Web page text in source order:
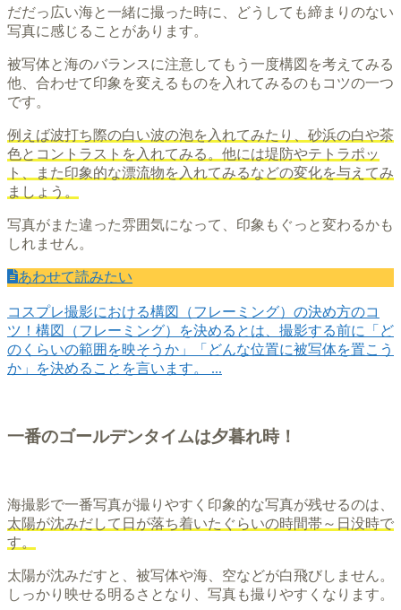
だだっ広い海と一緒に撮った時に、どうしても締まりのない
写真に感じることがあります。
被写体と海のバランスに注意してもう一度構図を考えてみる
他、合わせて印象を変えるものを入れてみるのもコツの一つ
です。
例えば波打ち際の白い波の泡を入れてみたり、砂浜の白や茶
色とコントラストを入れてみる。他には堤防やテトラポッ
ト、また印象的な漂流物を入れてみるなどの変化を与えてみ
ましょう。
写真がまた違った雰囲気になって、印象もぐっと変わるかも
しれません。
あわせて読みたい
コスプレ撮影における構図（フレーミング）の決め方のコ
ツ！ 構図（フレーミング）を決めるとは、撮影する前に「ど
のくらいの範囲を映そうか」「どんな位置に被写体を置こう
か」を決めることを言います。 ...
一番のゴールデンタイムは夕暮れ時！
海撮影で一番写真が撮りやすく印象的な写真が残せるのは、
太陽が沈みだして日が落ち着いたぐらいの時間帯～日没時で
す。
太陽が沈みだすと、被写体や海、空などが白飛びしません。
しっかり映せる明るさとなり、写真も撮りやすくなります。